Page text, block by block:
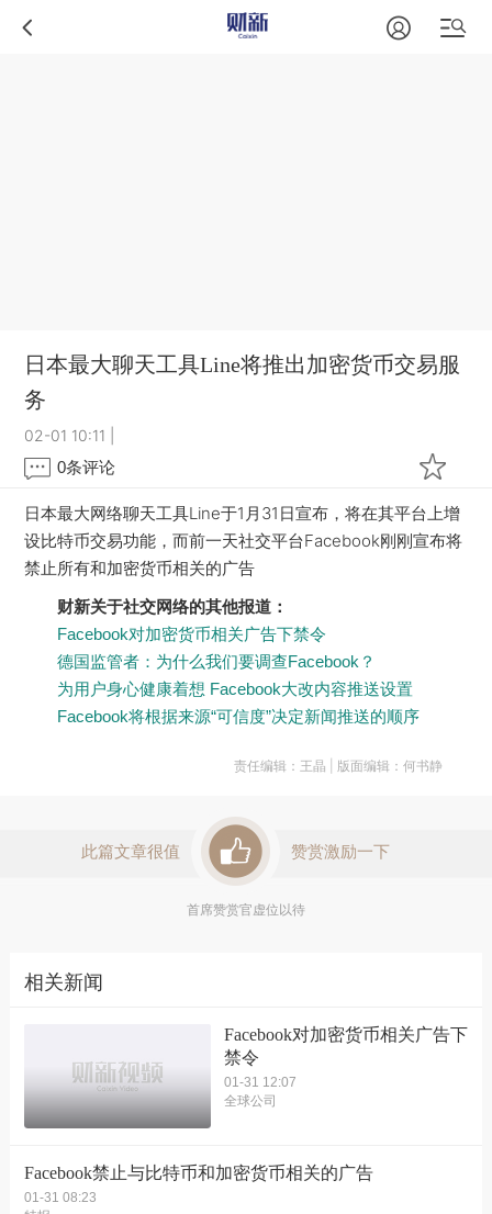
日本最大聊天工具Line将推出加密货币交易服
务
02-01 10:11
0条评论
日本最大网络聊天工具Line于1月31日宣布，将在其平台上增
设比特币交易功能，而前一天社交平台Facebook刚刚宣布将
禁止所有和加密货币相关的广告
财新关于社交网络的其他报道：
Facebook对加密货币相关广告下禁令
德国监管者：为什么我们要调查Facebook？
为用户身心健康着想 Facebook大改内容推送设置
Facebook将根据来源“可信度”决定新闻推送的顺序
责任编辑：王晶 | 版面编辑：何书静
此篇文章很值 赞赏激励一下
首席赞赏官虚位以待
相关新闻
Facebook对加密货币相关广告下
禁令
01-31 12:07
全球公司
Facebook禁止与比特币和加密货币相关的广告
01-31 08:23